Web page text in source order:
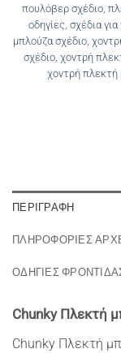
πουλόβερ σχέδιο
οδηγίες σχέδια
μπλούζα σχέδιο
σχέδιο χοντρή
χοντρή πλεκτή
ΠΕΡΙΓΡΑΦΉ
ΠΛΗΡΟΦΟΡΙΕΣ
ΟΔΗΓΙΕΣ
Chunky Πλεκτή
Chunky Πλεκτή